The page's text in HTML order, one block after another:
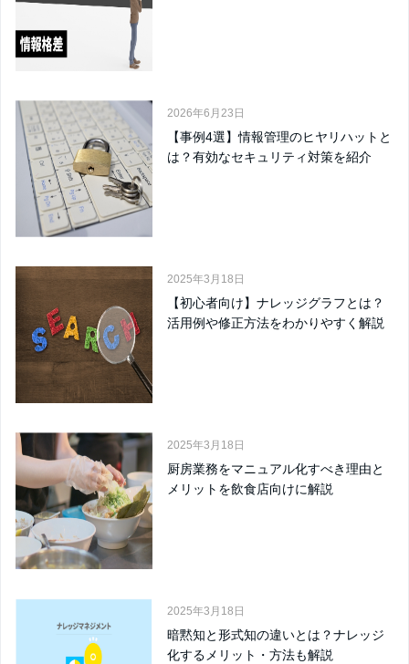
2026年6月23日
【事例4選】情報管理のヒヤリハットと
は？有効なセキュリティ対策を紹介
2025年3月18日
【初心者向け】ナレッジグラフとは？
活用例や修正方法をわかりやすく解説
2025年3月18日
厨房業務をマニュアル化すべき理由と
メリットを飲食店向けに解説
2025年3月18日
暗黙知と形式知の違いとは？ナレッジ
化するメリット・方法も解説